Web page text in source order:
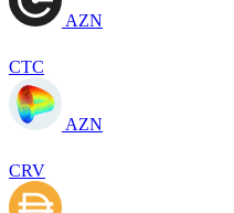
AZN
CTC
AZN
CRV